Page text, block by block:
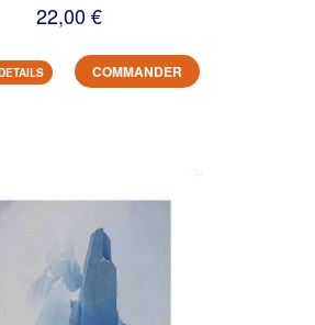
22,00 €
COMMANDER